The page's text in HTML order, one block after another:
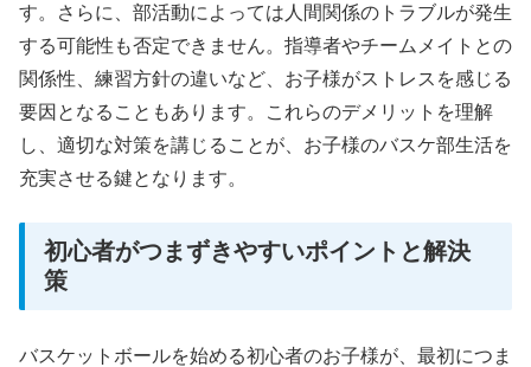
す。さらに、部活動によっては人間関係のトラブルが発生
する可能性も否定できません。指導者やチームメイトとの
関係性、練習方針の違いなど、お子様がストレスを感じる
要因となることもあります。これらのデメリットを理解
し、適切な対策を講じることが、お子様のバスケ部生活を
充実させる鍵となります。
初心者がつまずきやすいポイントと解決
策
バスケットボールを始める初心者のお子様が、最初につま